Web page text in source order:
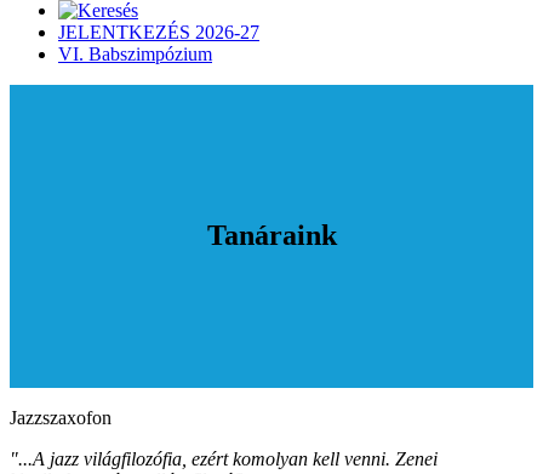
JELENTKEZÉS 2026-27
VI. Babszimpózium
Tanáraink
Jazzszaxofon
"...A jazz világfilozófia, ezért komolyan kell venni. Zenei